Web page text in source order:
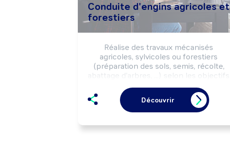
Conduite d'engins agricoles et
forestiers
Réalise des travaux mécanisés
agricoles, sylvicoles ou forestiers
(préparation des sols, semis, récolte,
abattage d'arbres, ...) selon les objectifs
commande du client, les règles
d'hygiène, de sécurité et la
réglementation environnementale.
Découvrir